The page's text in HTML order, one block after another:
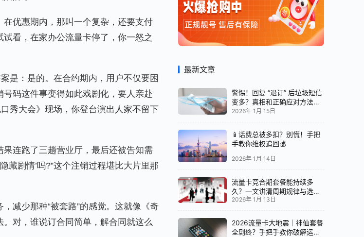
优惠期内，那叫一个复杂，还要支付
看，在家办公流量卡停了，你一怒之
是：是的。在合约期内，用户不仅要困
码这件事变得如此戏剧化，要人亲赴
秀大会》现场，你登台演出人家不留下
连跑了三趟营业厅，最后还被告知需
藏剧情’吗?”这个注销过程堪比大片里那
减少那种“被套路”的感觉。这就像《奇
对，谁说订合同简单，解合同就这么
最新文章
警惕！回复 “退订” 后垃圾短信
变多？真相和正确应对方法都
在这
2026年 1月 15日
📱话费总被多扣？别慌！手把
手教你维权追回💰
2026年 1月 14日
流量卡竞合期套餐能持续多
久？一文讲清周期规律与选卡
时机
2026年 1月 13日
2026流量卡大地震｜神仙套餐
全剧终？手把手教你破解运营